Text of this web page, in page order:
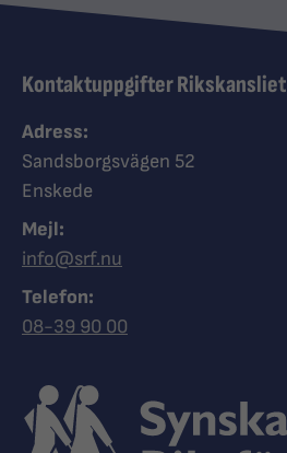
Kontaktuppgifter Rikskansliet
Adress:
Sandsborgsvägen 52
Enskede
Mejl:
info@srf.nu
Telefon:
Ring Synskadades riksförbund
08-39 90 00